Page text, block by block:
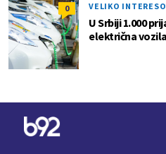
0 VELIKO
U Srbiji 1.000
električna vozila